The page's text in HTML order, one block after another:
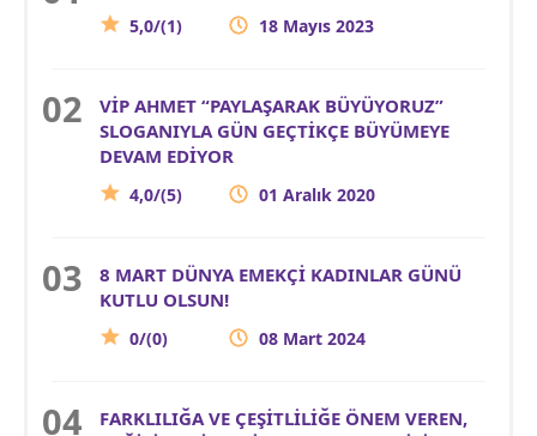
5,0/(1) 18 Mayıs 2023
VİP AHMET “PAYLAŞARAK BÜYÜYORUZ”
SLOGANIYLA GÜN GEÇTİKÇE BÜYÜMEYE
DEVAM EDİYOR
4,0/(5) 01 Aralık 2020
8 MART DÜNYA EMEKÇİ KADINLAR GÜNÜ
KUTLU OLSUN!
0/(0) 08 Mart 2024
FARKLILIĞA VE ÇEŞİTLİLİĞE ÖNEM VEREN,